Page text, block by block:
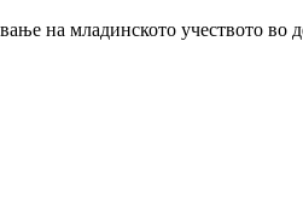
на младинското учеството во